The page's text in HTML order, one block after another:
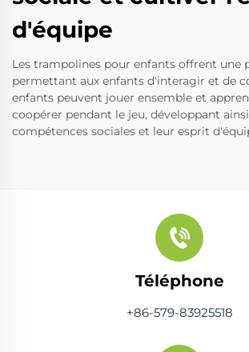
d'équipe
Les trampolines pour enfants offrent une
permettant aux enfants d'interagir et de
enfants peuvent jouer ensemble et
coopérer pendant le jeu, développant
compétences sociales et leur esprit
Téléphone
+86-579-83925518